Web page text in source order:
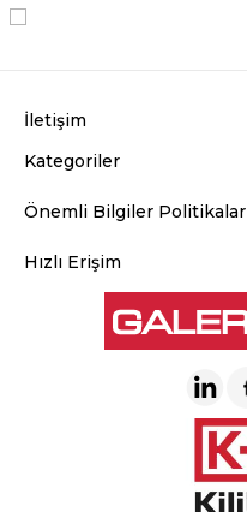
İletişim
Kategoriler
Önemli Bilgiler Politikalar
Hızlı Erişim